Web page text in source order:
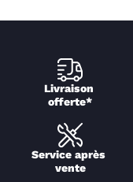
Livraison
offerte*
Service après
vente